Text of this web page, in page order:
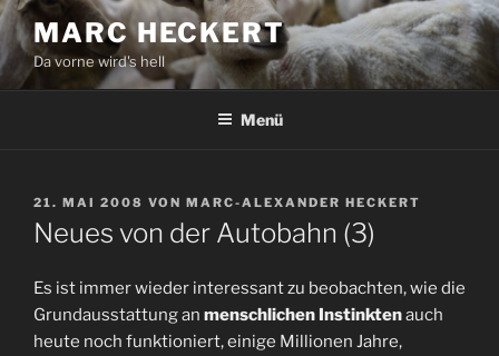
Zum
Inhalt
springen
MARC HECKERT
Da vorne wird's hell
Menü
VERÖFFENTLICHT
AM
21. MAI 2008 VON MARC-ALEXANDER HECKERT
Neues von der Autobahn (3)
Es ist immer wieder interessant zu beobachten, wie die
Grundausstattung an menschlichen Instinktenauch
heute noch funktioniert, einige Millionen Jahre,